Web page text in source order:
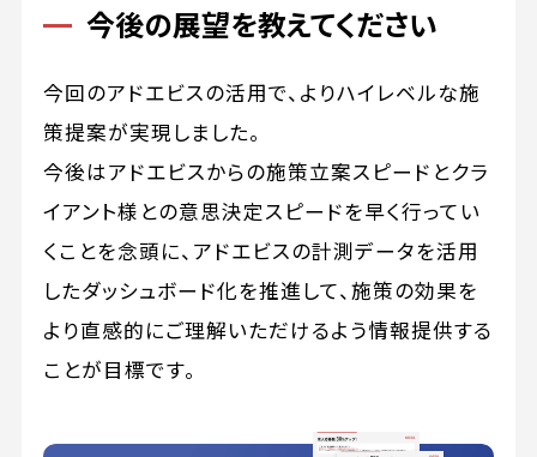
今後の展望を教えてください
今回のアドエビスの活用で、よりハイレベルな施
策提案が実現しました。
今後はアドエビスからの施策立案スピードとクラ
イアント様との意思決定スピードを早く行ってい
くことを念頭に、アドエビスの計測データを活用
したダッシュボード化を推進して、施策の効果を
より直感的にご理解いただけるよう情報提供する
ことが目標です。